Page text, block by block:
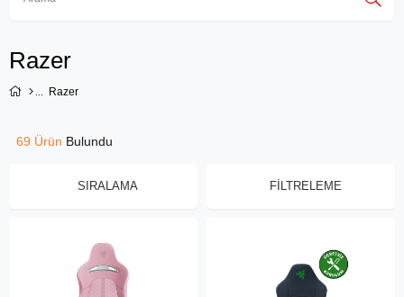
Razer
Razer
FILTRELEME
SIRALAMA
69 Ürün